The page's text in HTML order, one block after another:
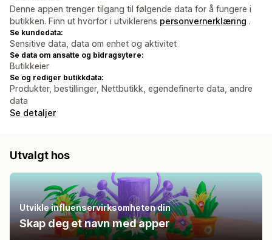
Denne appen trenger tilgang til følgende data for å fungere i
butikken. Finn ut hvorfor i utviklerens personvernerklæring .
Se kundedata:
Sensitive data, data om enhet og aktivitet
Se data om ansatte og bidragsytere:
Butikkeier
Se og rediger butikkdata:
Produkter, bestillinger, Nettbutikk, egendefinerte data, andre
data
Se detaljer
Utvalgt hos
Utvikle influenservirksomheten din
Skap deg et navn med apper